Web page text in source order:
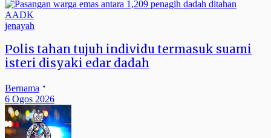
jenayah
Polis tahan tujuh individu termasuk suami
isteri disyaki edar dadah
Bernama
6 Ogos 2026